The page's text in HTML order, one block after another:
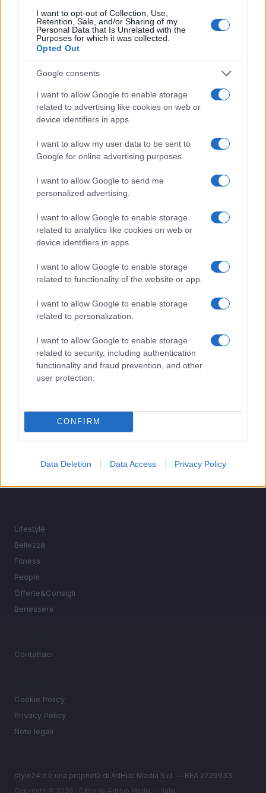
I want to opt-out of Collection, Use,
Retention, Sale, and/or Sharing of my
Personal Data that Is Unrelated with the
Purposes for which it was collected.
Opted Out
Google consents
I want to allow Google to enable storage
related to advertising like cookies on web or
device identifiers in apps.
I want to allow my user data to be sent to
Google for online advertising purposes.
I want to allow Google to send me
personalized advertising.
I want to allow Google to enable storage
related to analytics like cookies on web or
device identifiers in apps.
I want to allow Google to enable storage
related to functionality of the website or app.
I want to allow Google to enable storage
related to personalization.
I want to allow Google to enable storage
related to security, including authentication
functionality and fraud prevention, and other
user protection.
CONFIRM
Data Deletion Data Access Privacy Policy
Circuito total body al parco in 30 minuti a corpo libero
Cristian Castiglioni · 1 Ago 2026
È benefico esercitarsi quando si ha il raffreddore?
Circuito total body al parco in 30 minuti a corpo libero
Fitness tracker senza schermo: guida ai dispositivi
minimal e ai dati utili
Wearable senza schermo: guida pratica a sonno, HRV
e recupero
Circuiti a corpo libero: full body in 3 livelli senza
attrezzi
Attualità, costume, moda, bellezza, cinema, celebrity,
Lifestyle
Bellezza
Fitness
People
Offerte&Consigli
Benessere
Contattaci
Cookie Policy
Privacy Policy
Note legali
style24.it è una proprietà di AdHub Media S.r.l. — REA 2729933
Copyright © 2026 · Edito da AdHub Media — Italia